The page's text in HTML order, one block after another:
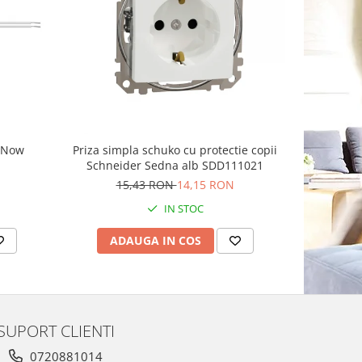
Priza simpla schuko cu protectie copii
Schneider Sedna alb SDD111021
15,43 RON14,15 RON
IN STOC
ADAUGA IN COS
Priza
CLIENTI
0720881014